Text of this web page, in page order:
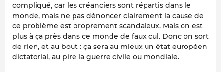
compliqué, car les créanciers sont répartis dans le
monde, mais ne pas dénoncer clairement la cause de
ce problème est proprement scandaleux. Mais on est
plus à ça près dans ce monde de faux cul. Donc on sort
de rien, et au bout : ça sera au mieux un état européen
dictatorial, au pire la guerre civile ou mondiale.